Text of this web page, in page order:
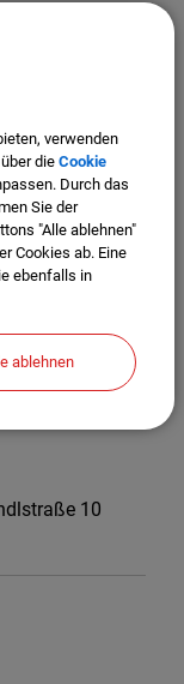
Str. 10
10
verwenden
die Cookie
Durch das
Sie der
"Alle ablehnen"
Cookies ab. Eine
ebenfalls in
ablehnen